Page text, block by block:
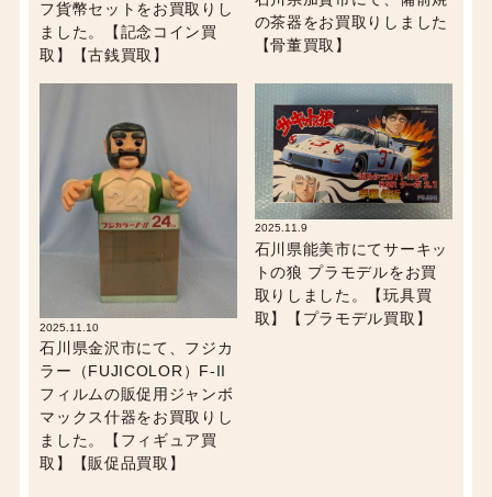
フ貨幣セットをお買取りし
ました。【記念コイン買
取】【古銭買取】
の茶器をお買取りしました
【骨董買取】
2025.11.10
石川県金沢市にて、フジカ
ラー（FUJICOLOR）F-II
フィルムの販促用ジャンボ
マックス什器をお買取りし
ました。【フィギュア買
取】【販促品買取】
2025.11.9
石川県能美市にてサーキッ
トの狼 プラモデルをお買
取りしました。【玩具買
取】【プラモデル買取】